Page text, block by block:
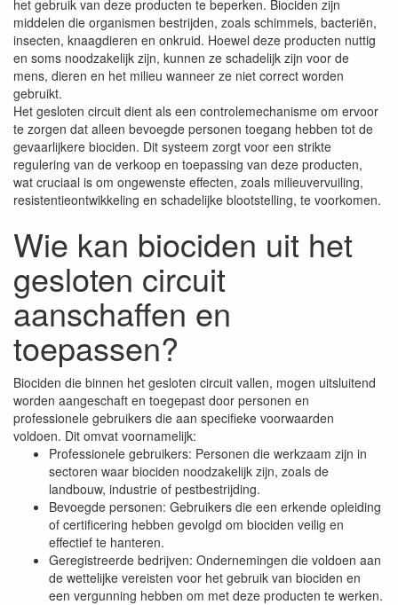
het gebruik van deze producten te beperken. Biociden zijn
middelen die organismen bestrijden, zoals schimmels, bacteriën,
insecten, knaagdieren en onkruid. Hoewel deze producten nuttig
en soms noodzakelijk zijn, kunnen ze schadelijk zijn voor de
mens, dieren en het milieu wanneer ze niet correct worden
gebruikt.
Het gesloten circuit dient als een controlemechanisme om ervoor
te zorgen dat alleen bevoegde personen toegang hebben tot de
gevaarlijkere biociden. Dit systeem zorgt voor een strikte
regulering van de verkoop en toepassing van deze producten,
wat cruciaal is om ongewenste effecten, zoals milieuvervuiling,
resistentieontwikkeling en schadelijke blootstelling, te voorkomen.
Wie kan biociden uit het
gesloten circuit
aanschaffen en
toepassen?
Biociden die binnen het gesloten circuit vallen, mogen uitsluitend
worden aangeschaft en toegepast door personen en
professionele gebruikers die aan specifieke voorwaarden
voldoen. Dit omvat voornamelijk:
Professionele gebruikers: Personen die werkzaam zijn in
sectoren waar biociden noodzakelijk zijn, zoals de
landbouw, industrie of pestbestrijding.
Bevoegde personen: Gebruikers die een erkende opleiding
of certificering hebben gevolgd om biociden veilig en
effectief te hanteren.
Geregistreerde bedrijven: Ondernemingen die voldoen aan
de wettelijke vereisten voor het gebruik van biociden en
een vergunning hebben om met deze producten te werken.